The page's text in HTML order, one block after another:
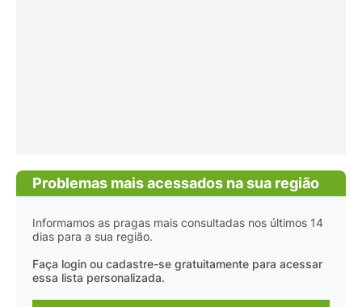
Problemas mais acessados na sua região
Informamos as pragas mais consultadas nos últimos 14
dias para a sua região.
Faça login ou cadastre-se gratuitamente para acessar
essa lista personalizada.